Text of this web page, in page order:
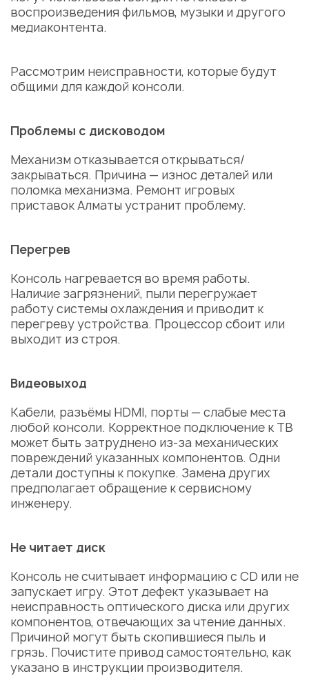
воспроизведения фильмов, музыки и другого
медиаконтента.
Рассмотрим неисправности, которые будут
общими для каждой консоли.
Проблемы с дисководом
Механизм отказывается открываться/
закрываться. Причина — износ деталей или
поломка механизма. Ремонт игровых
приставок Алматы устранит проблему.
Перегрев
Консоль нагревается во время работы.
Наличие загрязнений, пыли перегружает
работу системы охлаждения и приводит к
перегреву устройства. Процессор сбоит или
выходит из строя.
Видеовыход
Кабели, разъёмы HDMI, порты — слабые места
любой консоли. Корректное подключение к ТВ
может быть затруднено из-за механических
повреждений указанных компонентов. Одни
детали доступны к покупке. Замена других
предполагает обращение к сервисному
инженеру.
Не читает диск
Консоль не считывает информацию с CD или не
запускает игру. Этот дефект указывает на
неисправность оптического диска или других
компонентов, отвечающих за чтение данных.
Причиной могут быть скопившиеся пыль и
грязь. Почистите привод самостоятельно, как
указано в инструкции производителя.